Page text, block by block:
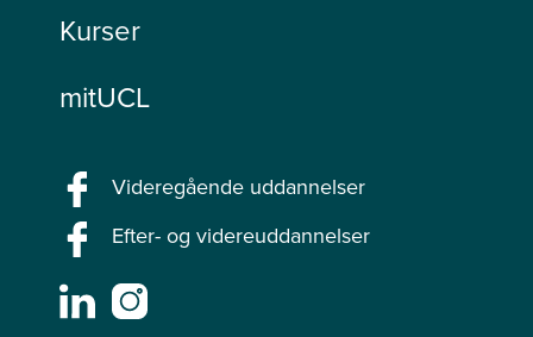
Kurser
mitUCL
Videregående uddannelser
Efter- og videreuddannelser